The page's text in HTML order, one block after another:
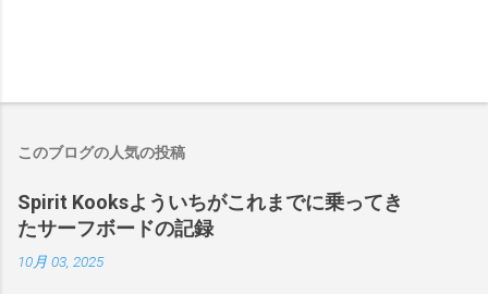
このブログの人気の投稿
Spirit Kooksよういちがこれまでに乗ってき
たサーフボードの記録
10月 03, 2025